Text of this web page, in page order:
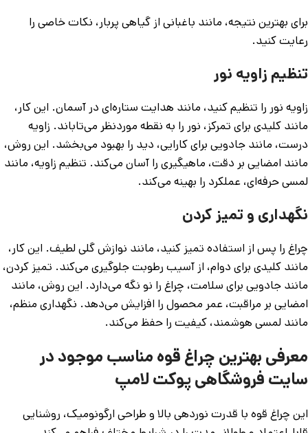
برای بهترین نتیجه، مانند باغبانی از گیاهی پربار، نکات خاصی را
رعایت کنید.
تنظیم زاویه نور
زاویه نور را تنظیم کنید، مانند هدایت ستاره‌ای در آسمان. این کار،
مانند کلیدی برای تمرکز، نور را به نقطه موردنظر می‌تاباند. زاویه
درست، مانند جادویی برای کارایی، دید را بهبود می‌بخشد. این روش،
مانند امضایی بر دقت، ماهیگیری را آسان می‌کند. تنظیم زاویه، مانند
لمسی حرفه‌ای، عملکرد را بهینه می‌کند.
نگهداری و تمیز کردن
چراغ را پس از استفاده تمیز کنید، مانند نوازش گلی لطیف. این کار،
مانند کلیدی برای دوام، از آسیب رطوبت جلوگیری می‌کند. تمیز کردن،
مانند جادویی برای سلامت، چراغ را نو نگه می‌دارد. این روش، مانند
امضایی بر مراقبت، عمر محصول را افزایش می‌دهد. نگهداری منظم،
مانند لمسی هوشمند، کیفیت را حفظ می‌کند.
معرفی بهترین چراغ قوه مناسب موجود در
سایت فروشگاهی پوکت لامپ
این چراغ قوه با قدرت نوردهی بالا و طراحی ارگونومیک، روشنایی